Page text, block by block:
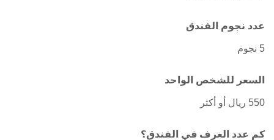
عدد نجوم الفندق
5 نجوم
السعر للشخص الواحد
550 ريال أو أكثر
كم عدد الغرف في الفندق؟